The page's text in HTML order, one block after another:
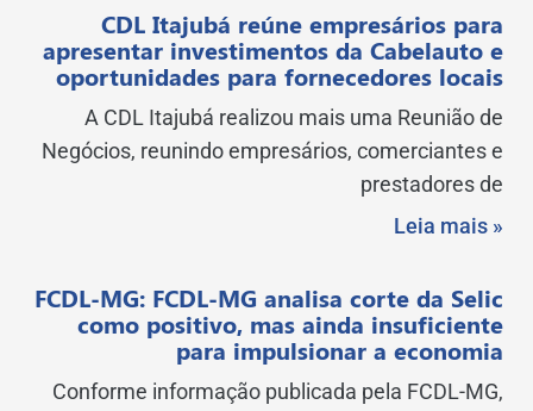
CDL Itajubá reúne empresários para
apresentar investimentos da Cabelauto e
oportunidades para fornecedores locais
A CDL Itajubá realizou mais uma Reunião de
Negócios, reunindo empresários, comerciantes e
prestadores de
Leia mais »
FCDL-MG: FCDL-MG analisa corte da Selic
como positivo, mas ainda insuficiente
para impulsionar a economia
Conforme informação publicada pela FCDL-MG,